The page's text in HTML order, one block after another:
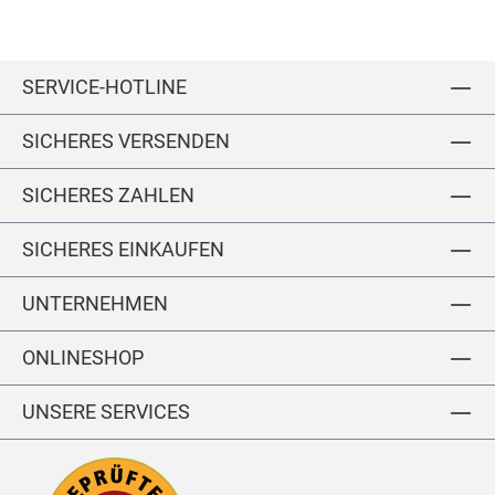
Le
e
SERVICE-HOTLINE
SICHERES VERSENDEN
SICHERES ZAHLEN
SICHERES EINKAUFEN
UNTERNEHMEN
ONLINESHOP
UNSERE SERVICES